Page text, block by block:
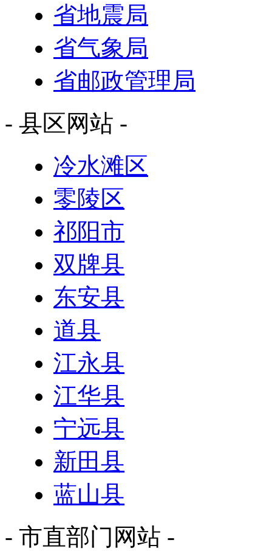
省地震局
省气象局
省邮政管理局
- 县区网站 -
冷水滩区
零陵区
祁阳市
双牌县
东安县
道县
江永县
江华县
宁远县
新田县
蓝山县
- 市直部门网站 -